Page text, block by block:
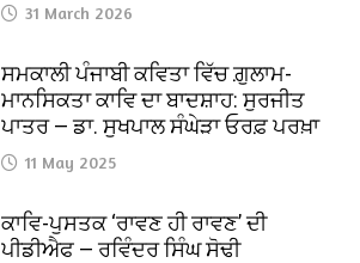
31 March 2026
ਸਮਕਾਲੀ ਪੰਜਾਬੀ ਕਵਿਤਾ ਵਿੱਚ ਗ਼ੁਲਾਮ-
ਮਾਨਸਿਕਤਾ ਕਾਵਿ ਦਾ ਬਾਦਸ਼ਾਹ: ਸੁਰਜੀਤ
ਪਾਤਰ — ਡਾ. ਸੁਖਪਾਲ ਸੰਘੇੜਾ ਓਰਫ਼ ਪਰਖ਼ਾ
11 May 2025
ਕਾਵਿ-ਪੁਸਤਕ ‘ਰਾਵਣ ਹੀ ਰਾਵਣ’ ਦੀ
ਪੀਡੀਐਫ — ਰਵਿੰਦਰ ਸਿੰਘ ਸੋਢੀ